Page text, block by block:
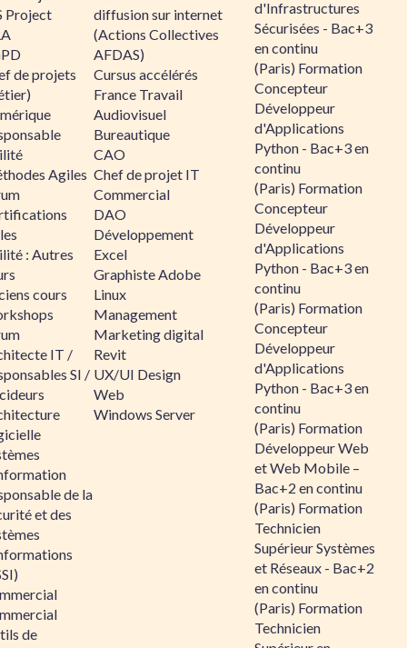
Project
de projets
Agiles
: Autres
cours
IT /
SI /
de la
et des
de
diffusion sur internet
(Actions Collectives
AFDAS)
Cursus accélérés
France Travail
Audiovisuel
Bureautique
CAO
Chef de projet IT
Commercial
DAO
Développement
Excel
Graphiste Adobe
Linux
Management
Marketing digital
Revit
UX/UI Design
Web
Windows Server
d'Infrastructures
Sécurisées - Bac+3
en continu
(Paris) Formation
Concepteur
Développeur
d'Applications
Python - Bac+3 en
continu
(Paris) Formation
Concepteur
Développeur
d'Applications
Python - Bac+3 en
continu
(Paris) Formation
Concepteur
Développeur
d'Applications
Python - Bac+3 en
continu
(Paris) Formation
Développeur Web
et Web Mobile –
Bac+2 en continu
(Paris) Formation
Technicien
Supérieur Systèmes
et Réseaux - Bac+2
en continu
(Paris) Formation
Technicien